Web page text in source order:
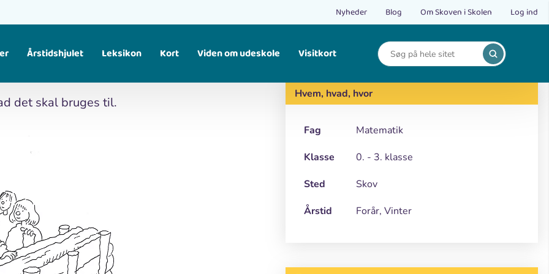
Nyheder Blog Om Skoven i Skolen Log ind
Årstidshjulet Leksikon Kort Viden om udeskole Visitkort
det skal bruges til.
Print
Hvem, hvad, hvor
Fag
Matematik
Klasse
0. - 3. klasse
Sted
Skov
Årstid
Forår, Vinter